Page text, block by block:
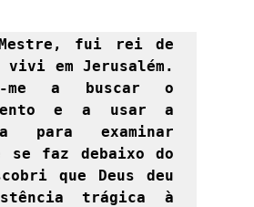
fui rei de
em Jerusalém.
me a buscar o
e a usar a
para examinar
se faz debaixo do
que Deus deu
trágica à